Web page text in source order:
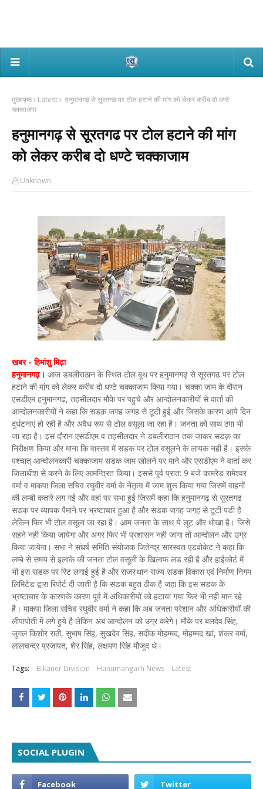
मुख्यपृष्ठ Latest
हनुमानगढ़ से सूरतगढ पर टोल हटाने की मांग को लेकर करीब दो धण्टे
चक्काजाम
हनुमानगढ़ से सूरतगढ पर टोल हटाने की मांग
को लेकर करीब दो धण्टे चक्काजाम
Unknown
खबर - हिमांशु मिढ़ा
हनुमानगढ़। आज डबलीराठान के स्थित टोल बूथ पर हनुमानगढ़ से सूरतगढ पर टोल
हटाने की मांग को लेकर करीब दो धण्टे चक्काजाम किया गया। चक्का जाम के दौरान
एसडीएम हनुमानगढ़, तहसीलदार मौके पर पहुचे और आन्दोलनकारीयों से वार्ता की
आन्दोलनकारीयों ने कहा कि सडक़ जगह जगह से टूटी हुई और जिसके कारण आये दिन
दुर्धटनाएं हो रही है और अवैध रूप से टोल वसूला जा रहा है। जनता को साथ ठगा भी
जा रहा है। इस दौरान एसडीएम व तहसीलदार ने डबलीराठान तक जाकर सडक़ का
निरीक्षण किया और माना कि वास्तव में सडक पर टोल वसूलने के लायक नही है। इसके
पश्चात् आन्दोलनकारी चक्काजाम सडक जाम खोलने पर माने और एसडीएम ने वार्ता कर
जिलाधीश से करने के लिए आमन्त्रित किया। इससे पूर्व प्रात: 9 बजे कामरेड रामेश्वर
वर्मा व माकपा जिला सचिव रघुवीर वर्मा के नेतृत्व में जाम शुरू किया गया जिसमें वाहनों
की लम्बी कतारे लग गई और वहां पर सभा हुई जिसमें कहा कि हनुमानगढ़ से सुरतगढ
सडक पर व्यापक पैमाने पर भ्रष्टाचार हुआ है और सडक जगह जगह से टूटी पडी है
लेकिन फिर भी टोल वसूला जा रहा है। आम जनता के साथ ये लूट और धोखा है। जिसे
सहने नही किया जायेगा और अगर फिर भी प्रशासन नही जागा तो आन्दोलन और उग्र
किया जायेगा। सभा ने संघर्र्ष समिति संयोजक जितेन्द्र सारस्वत एडवोकेट ने कहा कि
लम्बे से समय से इलाके की जनता टोल वसूली के खिलाफ लड रही है औैर हाईकोर्ट में
भी इस सडक पर रिट लगाई हुई है और राजस्थान राज्य सडक विकास एवं निर्माण निगम
लिमिटेड द्वारा रिपोर्ट दी जाती है कि सडक बहुत ठीक है जहा कि इस सडक के
भ्रष्टाचार के कारणके कारण पूर्व में अधिकारीयों को हटाया गया फिर भी नही मान रहे
है। माकपा जिला सचिव रघुवीर वर्मा ने कहा कि अब जनता परेशान और अधिकारीयों की
लीपापोती में लगे हुये है लेकिन अब आन्दोलन को उग्र करेगे। मौके पर बलदेव सिंह,
जुगल किशोर राठी, सुभाष सिंह, सुखदेव सिंह, सदीक मोहम्मद, मोहम्मद खां, शंकर वर्मा,
लालचन्द्र प्रजापत, शेर सिंह, लक्षमण सिंह मौजूद थे।
Tags: Bikaner Division Hanumangarh News Latest
SOCIAL PLUGIN